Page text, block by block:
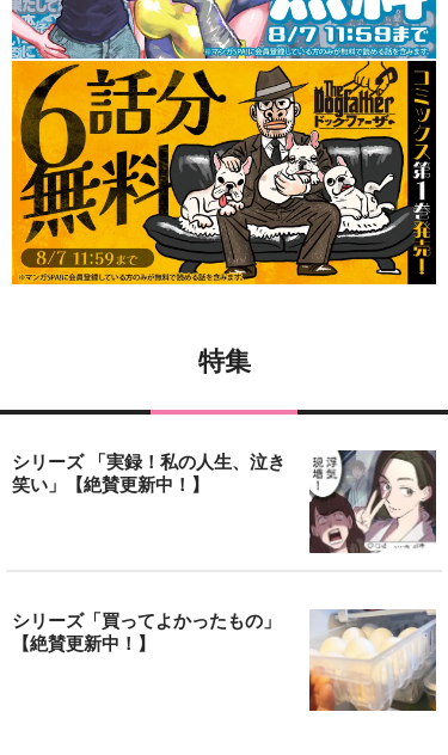
特集
シリーズ 「実録！私の人生、泣き
笑い」【絶賛更新中！】
シリーズ「買ってよかったもの」
【絶賛更新中！】